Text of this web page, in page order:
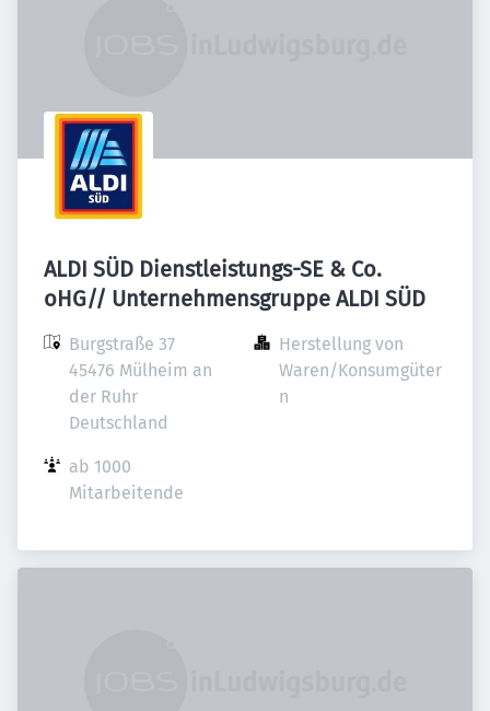
ALDI SÜD Dienstleistungs-SE & Co.
oHG// Unternehmensgruppe ALDI SÜD
Burgstraße 37
45476 Mülheim an
der Ruhr
Deutschland
Herstellung von
Waren/Konsumgüter
n
ab 1000
Mitarbeitende